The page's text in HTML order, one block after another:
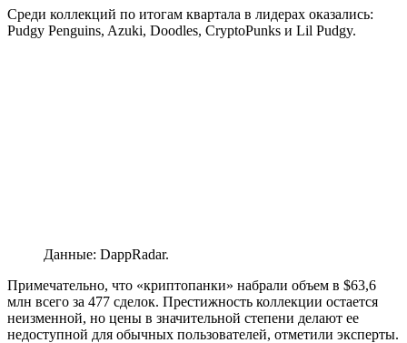
Среди коллекций по итогам квартала в лидерах оказались:
Pudgy Penguins, Azuki, Doodles, CryptoPunks и Lil Pudgy.
Данные: DappRadar.
Примечательно, что «криптопанки» набрали объем в $63,6
млн всего за 477 сделок. Престижность коллекции остается
неизменной, но цены в значительной степени делают ее
недоступной для обычных пользователей, отметили эксперты.